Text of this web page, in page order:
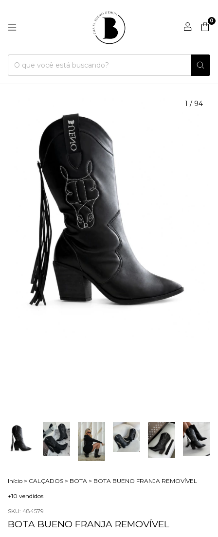
0
1 / 94
Início > CALÇADOS > BOTA > BOTA BUENO FRANJA REMOVÍVEL
+10 vendidos
SKU: 484579
BOTA BUENO FRANJA REMOVÍVEL